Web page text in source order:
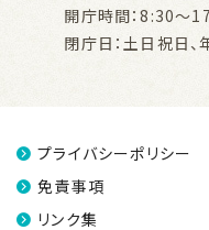
開庁時間：8:30～
閉庁日：土日祝日
プライバシーポリシー
免責事項
リンク集